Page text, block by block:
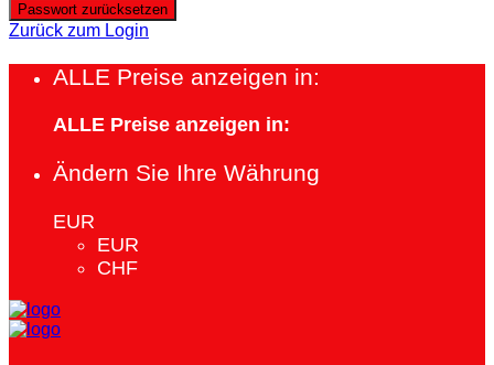
Passwort zurücksetzen
Zurück zum Login
ALLE Preise anzeigen in:
ALLE Preise anzeigen in:
Ändern Sie Ihre Währung
EUR
EUR
CHF